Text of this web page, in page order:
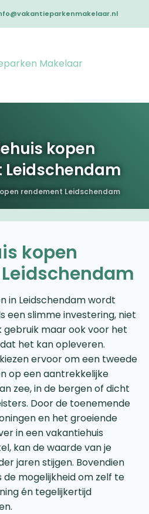
kopen
rendement Leidschendam
kopen
in Leidschendam wordt
een slimme investering, niet
gebruik maar ook voor het
het kan opleveren.
ervoor om een tweede
op een aantrekkelijke
zee, in de bergen of dicht
Door de toenemende
en het groeiende
in een vakantiehuis
kan de waarde van je
jaren stijgen. Bovendien
mogelijkheid om zelf te
én tegelijkertijd